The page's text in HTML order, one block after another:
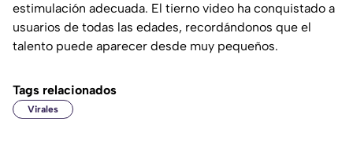
estimulación adecuada. El tierno video ha conquistado a
usuarios de todas las edades, recordándonos que el
talento puede aparecer desde muy pequeños.
Tags relacionados
Virales